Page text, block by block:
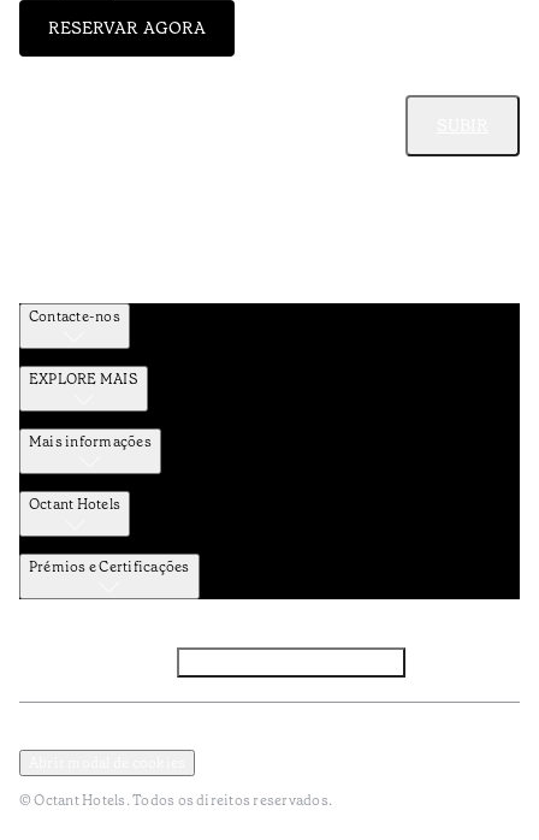
RESERVAR AGORA
Contacte-nos
EXPLORE MAIS
Mais informações
Octant Hotels
Prémios e Certificações
© Octant Hotels. Todos os direitos reservados.